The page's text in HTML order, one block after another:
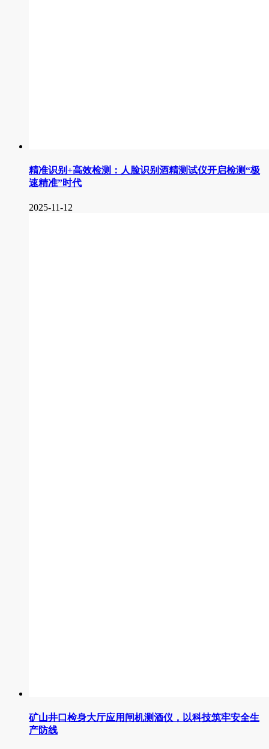
精准识别+高效检测：人脸识别酒精测试仪开启检测“极
速精准”时代
2025-11-12
矿山井口检身大厅应用闸机测酒仪，以科技筑牢安全生
产防线